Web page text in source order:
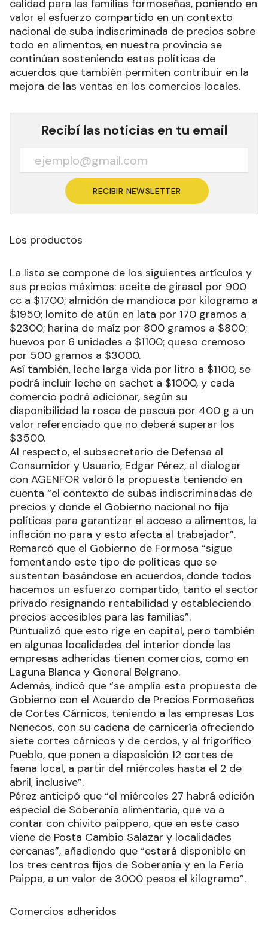
calidad para las familias formoseñas, poniendo en
valor el esfuerzo compartido en un contexto
nacional de suba indiscriminada de precios sobre
todo en alimentos, en nuestra provincia se
continúan sosteniendo estas políticas de
acuerdos que también permiten contribuir en la
mejora de las ventas en los comercios locales.
Recibí las noticias en tu email
RECIBIR NEWSLETTER
Los productos
La lista se compone de los siguientes artículos y
sus precios máximos: aceite de girasol por 900
cc a $1700; almidón de mandioca por kilogramo a
$1950; lomito de atún en lata por 170 gramos a
$2300; harina de maíz por 800 gramos a $800;
huevos por 6 unidades a $1100; queso cremoso
por 500 gramos a $3000.
Así también, leche larga vida por litro a $1100, se
podrá incluir leche en sachet a $1000, y cada
comercio podrá adicionar, según su
disponibilidad la rosca de pascua por 400 g a un
valor referenciado que no deberá superar los
$3500.
Al respecto, el subsecretario de Defensa al
Consumidor y Usuario, Edgar Pérez, al dialogar
con AGENFOR valoró la propuesta teniendo en
cuenta “el contexto de subas indiscriminadas de
precios y donde el Gobierno nacional no fija
políticas para garantizar el acceso a alimentos, la
inflación no para y esto afecta al trabajador”.
Remarcó que el Gobierno de Formosa “sigue
fomentando este tipo de políticas que se
sustentan basándose en acuerdos, donde todos
hacemos un esfuerzo compartido, tanto el sector
privado resignando rentabilidad y estableciendo
precios accesibles para las familias”.
Puntualizó que esto rige en capital, pero también
en algunas localidades del interior donde las
empresas adheridas tienen comercios, como en
Laguna Blanca y General Belgrano.
Además, indicó que “se amplía esta propuesta de
Gobierno con el Acuerdo de Precios Formoseños
de Cortes Cárnicos, teniendo a las empresas Los
Nenecos, con su cadena de carnicería ofreciendo
siete cortes cárnicos y de cerdos, y al frigorífico
Pueblo, que ponen a disposición 12 cortes de
faena local, a partir del miércoles hasta el 2 de
abril, inclusive”.
Pérez anticipó que “el miércoles 27 habrá edición
especial de Soberanía alimentaria, que va a
contar con chivito paippero, que en este caso
viene de Posta Cambio Salazar y localidades
cercanas”, añadiendo que “estará disponible en
los tres centros fijos de Soberanía y en la Feria
Paippa, a un valor de 3000 pesos el kilogramo”.
Comercios adheridos